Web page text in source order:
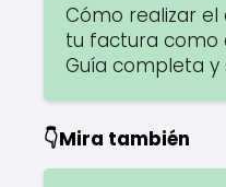
Cómo realizar el
tu factura como
Guía completa y
👇Mira también